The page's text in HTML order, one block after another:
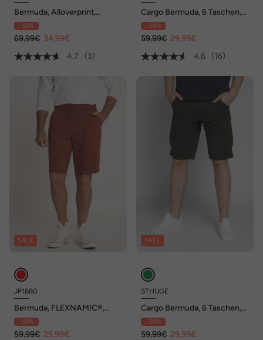
Bermuda, Alloverprint,
Regular Fit, Elastikbund, bis 8
XL- 50%
69,99€ 34,99€
4.7
(3)
Cargo Bermuda, 6 Taschen,
Regular Fit, bis Gr. 72
- 50%
59,99€ 29,99€
4.6
(16)
SALE
JP1880
Bermuda, FLEXNAMIC®,
Elastikbund, 4 Taschen
- 50%
59,99€ 29,99€
SALE
STHUGE
Cargo Bermuda, 6 Taschen,
Regular Fit, bis Gr. 72
- 50%
59,99€ 29,99€